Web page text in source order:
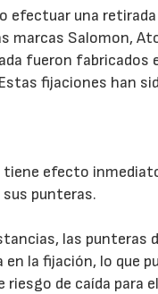
efectuar una
marcas Salomon,
fueron fabricados
fijaciones han
efecto
punteras.
las punteras
en la fijación, lo que
de caída para